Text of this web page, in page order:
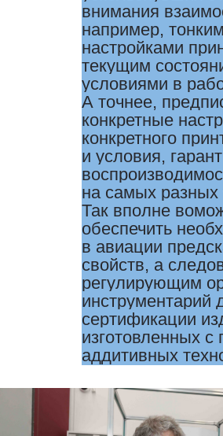
внимания
например,
настройками
текущим
условиями в
А точнее,
конкретные
конкретного
и условия,
на самых разных
Так вполне
обеспечить
в авиации
свойств, а
регулирующим
инструментарий
сертификации
изготовленных
аддитивных